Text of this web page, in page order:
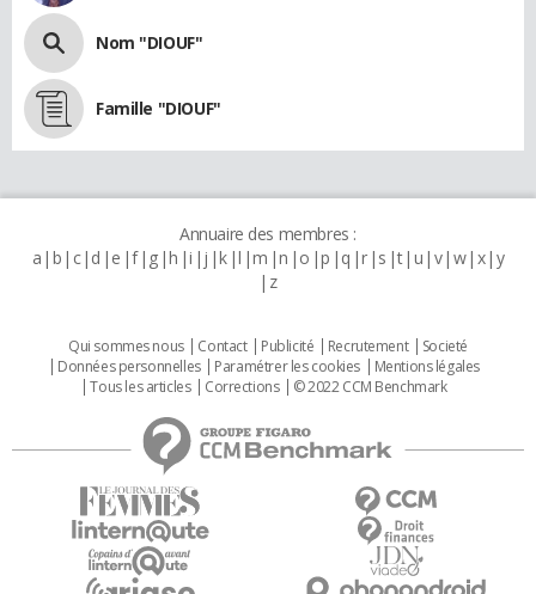
Nom "DIOUF"
Famille "DIOUF"
Annuaire des membres :
a b c d e f g h i j k l m n o p q r s t u v w x y
z
Qui sommes nous Contact Publicité Recrutement
Societé
Données personnelles
Paramétrer les cookies
Mentions légales
Tous les articles
Corrections © 2022 CCM Benchmark